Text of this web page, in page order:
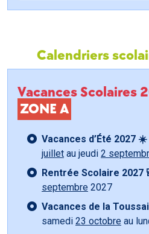
Calendriers
Vacances Scolaires
ZONE A
Vacances d’Été 2027 ☀️
juillet au jeudi 2
Rentrée Scolaire 2027
septembre 2027
Vacances de la
samedi 23 octobre au